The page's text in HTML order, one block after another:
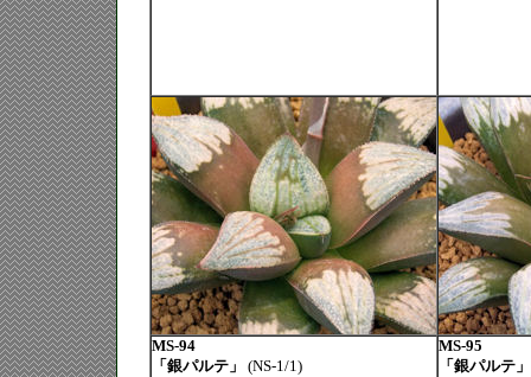
MS-94
「銀パルテ」
(NS-1/1)
MS-95
「銀パルテ」